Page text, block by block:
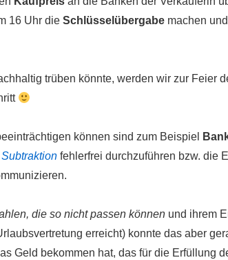
16 Uhr die Schlüsselübergabe machen
trüben könnte, werden wir zur Feier
können sind zum Beispiel
Subtraktion fehlerfrei durchzuführen bzw. die
die so nicht passen können und ihrem
erreicht) konnte das aber
Geld bekommen hat, das für die Erfüllung